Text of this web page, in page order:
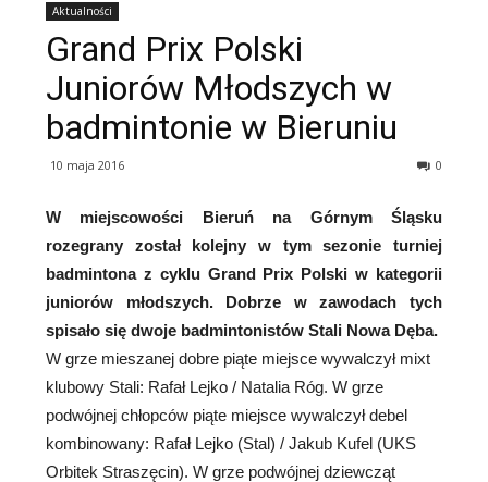
Aktualności
Grand Prix Polski
Juniorów Młodszych w
badmintonie w Bieruniu
10 maja 2016 0
W miejscowości Bieruń na Górnym Śląsku
rozegrany został kolejny w tym sezonie turniej
badmintona z cyklu Grand Prix Polski w kategorii
juniorów młodszych. Dobrze w zawodach tych
spisało się dwoje badmintonistów Stali Nowa Dęba.
W grze mieszanej dobre piąte miejsce wywalczył mixt
klubowy Stali: Rafał Lejko / Natalia Róg. W grze
podwójnej chłopców piąte miejsce wywalczył debel
kombinowany: Rafał Lejko (Stal) / Jakub Kufel (UKS
Orbitek Straszęcin). W grze podwójnej dziewcząt